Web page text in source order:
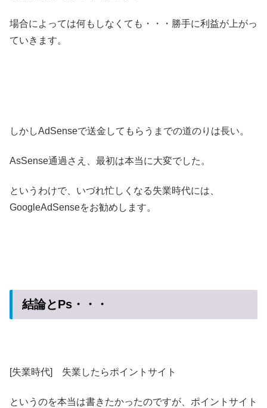
場合によっては何もしなくても・・・勝手に利益が上がっ
ていきます。
しかしAdSenseで送金してもらうまでの道のりは長い。
AsSense通過さえ、最初は本当に大変でした。
というわけで、いづれ忙しくなる失業時代には、
GoogleAdSenseをお勧めします。
結論とPs・・・
[失業時代] 失業したらポイントサイト
というのを本当は書きたかったのですが、ポイントサイト